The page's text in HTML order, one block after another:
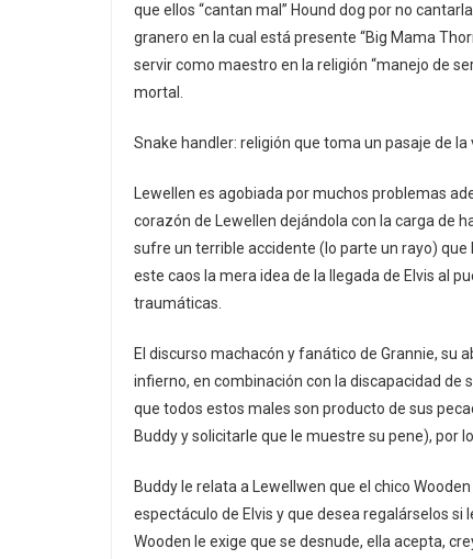
que ellos “cantan mal” Hound dog por no
granero en la cual está presente “Big Mama
servir como maestro en la religión “manejo de
mortal.
Snake handler: religión que toma un pasaje de
Lewellen es agobiada por muchos problemas
corazón de Lewellen dejándola con la carga de
sufre un terrible accidente (lo parte un rayo)
este caos la mera idea de la llegada de Elvis al
traumáticas.
El discurso machacón y fanático de Grannie, su
infierno, en combinación con la discapacidad
que todos estos males son producto de sus
Buddy y solicitarle que le muestre su pene), por
Buddy le relata a Lewellwen que el chico
espectáculo de Elvis y que desea regalárselos si
Wooden le exige que se desnude, ella acepta,